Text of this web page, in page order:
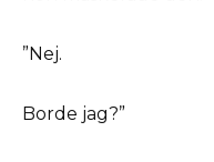
”Nej.
Borde jag?”